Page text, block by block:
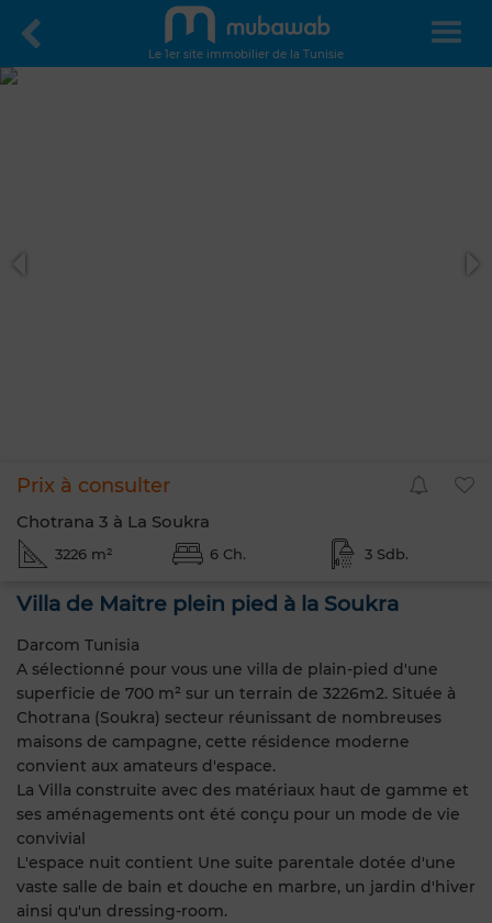
Le 1er site immobilier de la Tunisie
Prix à consulter
Chotrana 3 à La Soukra
3226 m² 6 Ch. 3 Sdb.
Villa de Maitre plein pied à la Soukra
Darcom Tunisia
A sélectionné pour vous une villa de plain-pied d'une
superficie de 700 m² sur un terrain de 3226m2. Située à
Chotrana (Soukra) secteur réunissant de nombreuses
maisons de campagne, cette résidence moderne
convient aux amateurs d'espace.
La Villa construite avec des matériaux haut de gamme et
ses aménagements ont été conçu pour un mode de vie
convivial
L'espace nuit contient Une suite parentale dotée d'une
vaste salle de bain et douche en marbre, un jardin d'hiver
ainsi qu'un dressing-room.